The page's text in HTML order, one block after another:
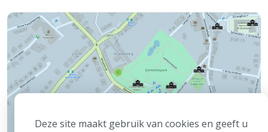
Deze site maakt gebruik van cookies en geeft u